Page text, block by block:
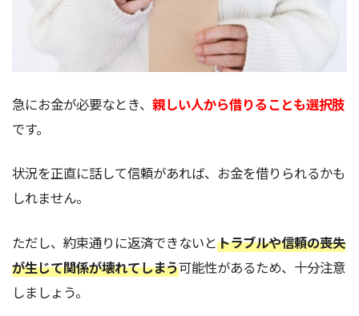
急にお金が必要なとき、 親しい人から借りることも選択肢
です。
状況を正直に話して信頼があれば、お金を借りられるかも
しれません。
ただし、約束通りに返済できないとトラブルや信頼の喪失
が生じて関係が壊れてしまう可能性があるため、十分注意
しましょう。